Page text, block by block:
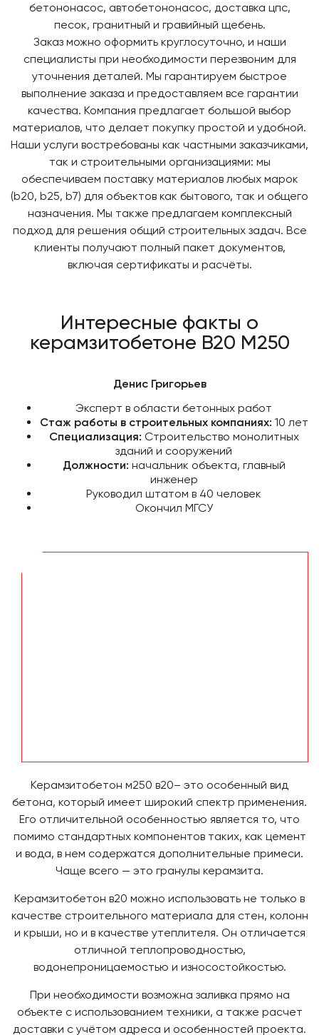
бетононасос, автобетононасос, доставка цпс,
песок, гранитный и гравийный щебень.
Заказ можно оформить круглосуточно, и наши
специалисты при необходимости перезвоним для
уточнения деталей. Мы гарантируем быстрое
выполнение заказа и предоставляем все гарантии
качества. Компания предлагает большой выбор
материалов, что делает покупку простой и удобной.
Наши услуги востребованы как частными заказчиками,
так и строительными организациями: мы
обеспечиваем поставку материалов любых марок
(b20, b25, b7) для объектов как бытового, так и общего
назначения. Мы также предлагаем комплексный
подход для решения общий строительных задач. Все
клиенты получают полный пакет документов,
включая сертификаты и расчёты.
Интересные факты о
керамзитобетоне В20 М250
Денис Григорьев
Эксперт в области бетонных работ
Стаж работы в строительных компаниях: 10 лет
Специализация: Строительство монолитных
зданий и сооружений
Должности: начальник объекта, главный
инженер
Руководил штатом в 40 человек
Окончил МГСУ
Керамзитобетон м250 в20– это особенный вид
бетона, который имеет широкий спектр применения.
Его отличительной особенностью является то, что
помимо стандартных компонентов таких, как цемент
и вода, в нем содержатся дополнительные примеси.
Чаще всего — это гранулы керамзита.
Керамзитобетон в20 можно использовать не только в
качестве строительного материала для стен, колонн
и крыши, но и в качестве утеплителя. Он отличается
отличной теплопроводностью,
водонепроницаемостью и износостойкостью.
При необходимости возможна заливка прямо на
объекте с использованием техники, а также расчет
доставки с учётом адреса и особенностей проекта.